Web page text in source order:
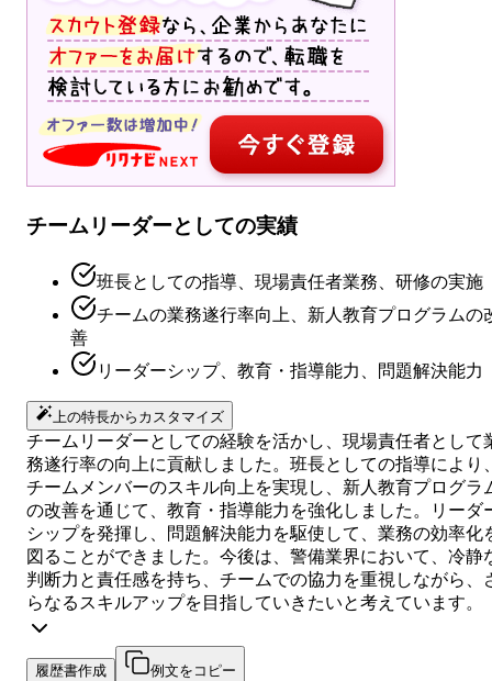
チームリーダーとしての実績
班長としての指導、現場責任者業務、研修の実施
チームの業務遂行率向上、新人教育プログラムの
善
リーダーシップ、教育・指導能力、問題解決能力
上の特長からカスタマイズ
チームリーダーとしての経験を活かし、現場責任者として
務遂行率の向上に貢献しました。班長としての指導により
チームメンバーのスキル向上を実現し、新人教育プログラ
の改善を通じて、教育・指導能力を強化しました。リーダ
シップを発揮し、問題解決能力を駆使して、業務の効率化
図ることができました。今後は、警備業界において、冷静
判断力と責任感を持ち、チームでの協力を重視しながら、
らなるスキルアップを目指していきたいと考えています。
履歴書作成 例文をコピー